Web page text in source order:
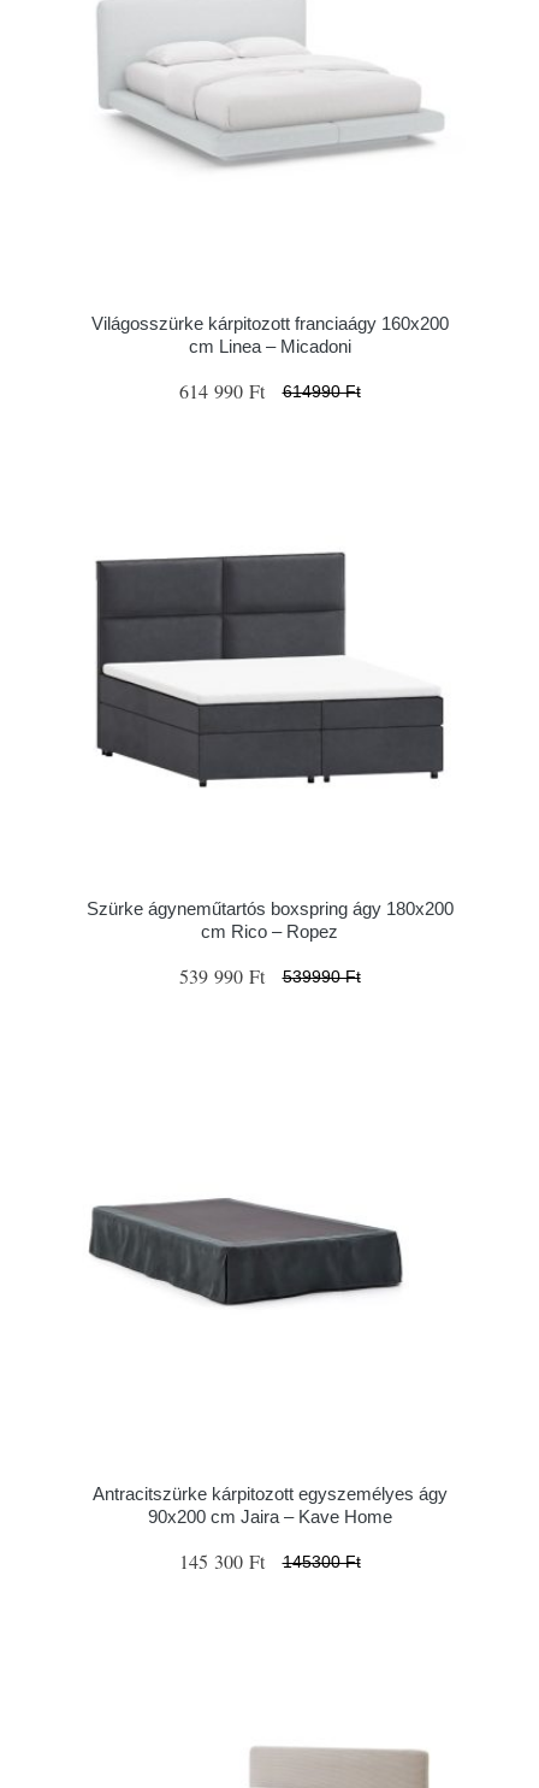
Világosszürke kárpitozott franciaágy 160x200
cm Linea – Micadoni
614 990 Ft 614990 Ft
Szürke ágyneműtartós boxspring ágy 180x200
cm Rico – Ropez
539 990 Ft 539990 Ft
Antracitszürke kárpitozott egyszemélyes ágy
90x200 cm Jaira – Kave Home
145 300 Ft 145300 Ft